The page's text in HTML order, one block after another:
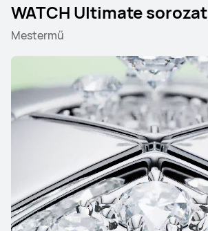
WATCH Ultimate sorozat
Mestermű